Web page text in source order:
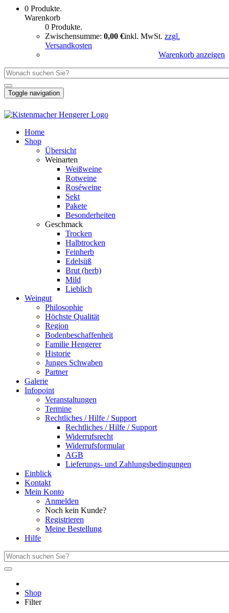
0 Produkte.
Warenkorb
0 Produkte.
Zwischensumme: 0,00 €inkl. MwSt. zzgl.
Versandkosten
Warenkorb anzeigen
Toggle navigation
Home
Shop
Übersicht
Weinarten
Weißweine
Rotweine
Roséweine
Sekt
Pakete
Besonderheiten
Geschmack
Trocken
Halbtrocken
Feinherb
Edelsüß
Brut (herb)
Mild
Lieblich
Weingut
Philosophie
Höchste Qualität
Region
Bodenbeschaffenheit
Familie Hengerer
Historie
Junges Schwaben
Partner
Galerie
Infopoint
Veranstaltungen
Termine
Rechtliches / Hilfe / Support
Rechtliches / Hilfe / Support
Widerrufsrecht
Widerrufsformular
AGB
Lieferungs- und Zahlungsbedingungen
Einblick
Kontakt
Mein Konto
Anmelden
Noch kein Kunde?
Registrieren
Meine Bestellung
Hilfe
Shop
Filter